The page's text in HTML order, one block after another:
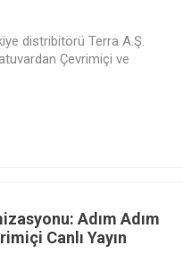
distribitörü Terra A.Ş.
Çevrimiçi ve
Adım Adım
Canlı Yayın